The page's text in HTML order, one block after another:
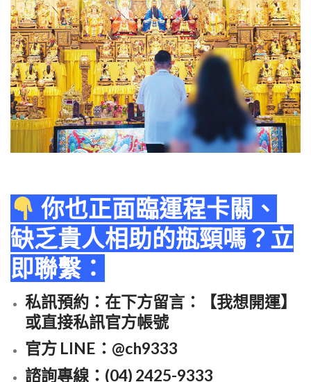
你也正面臨運程卡關、
缺乏貴人相助的瓶頸嗎？立
即聯繫：
私訊預約：在下方留言：【我想開運】
或直接私訊官方帳號
官方 LINE ：@ch9333
諮詢專線：(04) 2425-9333